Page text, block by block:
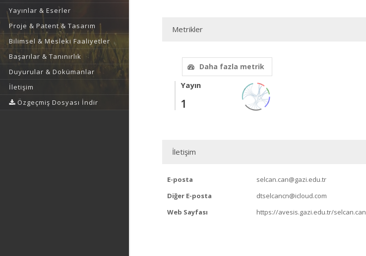
Yayınlar & Eserler
Proje & Patent & Tasarım
Bilimsel & Mesleki Faaliyetler
Başarılar & Tanınırlık
Duyurular & Dokümanlar
İletişim
Özgeçmiş Dosyası İndir
Metrikler
Daha fazla metrik
Yayın
1
İletişim
E-posta
selcan.can@gazi.edu.tr
Diğer E-posta
dtselcancn@icloud.com
Web Sayfası
https://avesis.gazi.edu.tr/selcan.can